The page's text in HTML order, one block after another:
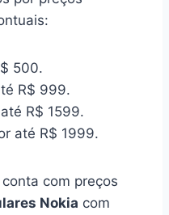
500.
R$ 999.
R$ 1599.
até R$ 1999.
com preços
Nokia com